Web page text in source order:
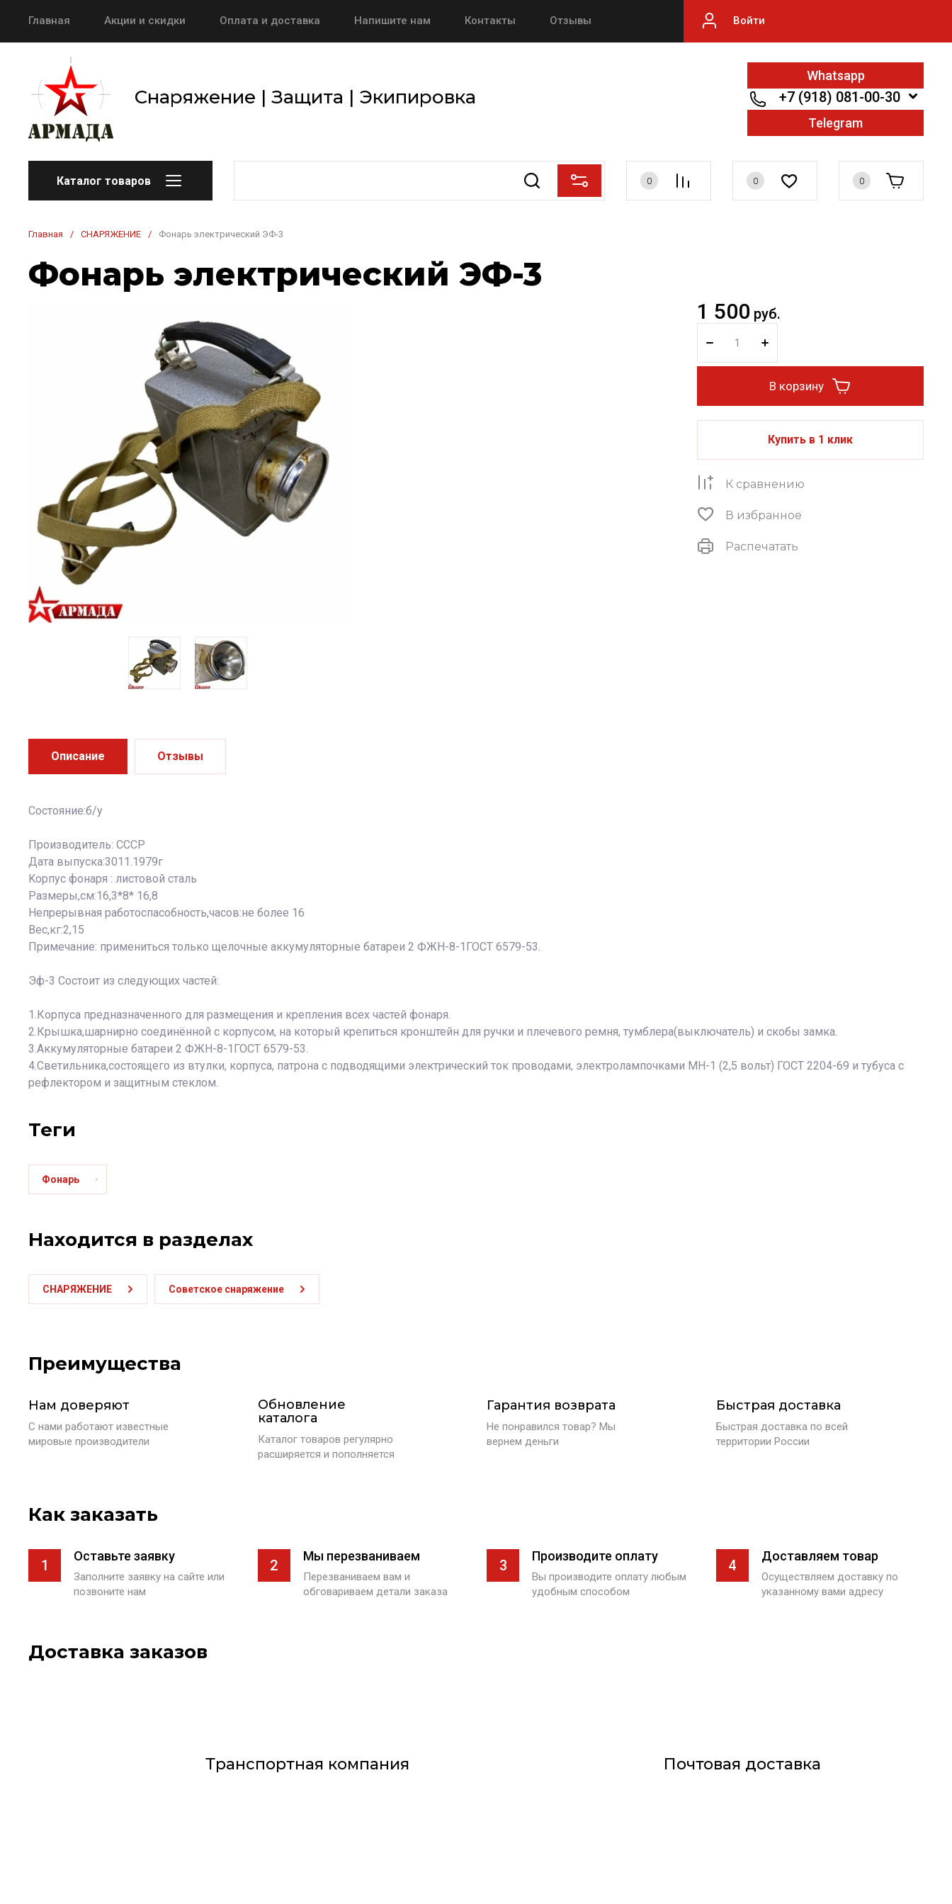
Главная Акции и скидки Оплата и доставка Напишите нам Контакты Отзывы Войти
Снаряжение | Защита | Экипировка
Whatsapp
+7 (918) 081-00-30
Telegram
Каталог товаров 0 0 0
Главная / СНАРЯЖЕНИЕ / Фонарь электрический ЭФ-3
Фонарь электрический ЭФ-3
1 500 руб.
В корзину
Купить в 1 клик
К сравнению
В избранное
Распечатать
Описание Отзывы
Состояние:б/у
Производитель: СССР
Дата выпуска:3011.1979г
Kоpпуc фонаpя : листовой cталь
Размеры,см:16,3*8* 16,8
Непрерывная работоспасобность,часов:не более 16
Вес,кг:2,15
Примечание: примениться только щелочные аккумуляторные батареи 2 ФЖН-8-1ГОСТ 6579-53.
Эф-3 Состоит из следующих частей:
1.Корпуса предназначенного для размещения и крепления всех частей фонаря.
2.Крышка,шарнирно соединённой с корпусом, на который крепиться кронштейн для ручки и плечевого ремня, тумблера(выключатель) и скобы замка.
3.Аккумуляторные батареи 2 ФЖН-8-1ГОСТ 6579-53.
4.Светильника,состоящего из втулки, корпуса, патрона с подводящими электрический ток проводами, электролампочками МН-1 (2,5 вольт) ГОСТ 2204-69 и тубуса с
рефлектором и защитным стеклом.
теги
Фонарь
Находится в разделах
СНАРЯЖЕНИЕ Советское снаряжение
Преимущества
Нам доверяют
С нами работают известные
мировые производители
Обновление
каталога
Каталог товаров регулярно
расширяется и пополняется
Гарантия возврата
Не понравился товар? Мы
вернем деньги
Быстрая доставка
Быстрая доставка по всей
территории России
Как заказать
1
Оставьте заявку
Заполните заявку на сайте или
позвоните нам
2
Мы перезваниваем
Перезваниваем вам и
обговариваем детали заказа
3
Производите оплату
Вы производите оплату любым
удобным способом
4
Доставляем товар
Осуществляем доставку по
указанному вами адресу
Доставка заказов
Транспортная компания Почтовая доставка